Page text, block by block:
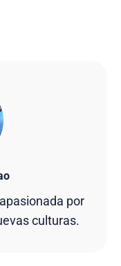
por
culturas.